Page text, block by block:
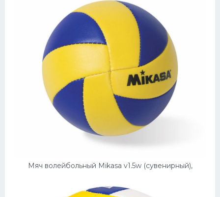
Мяч волейбольный Mikasa v1.5w (сувенирный),